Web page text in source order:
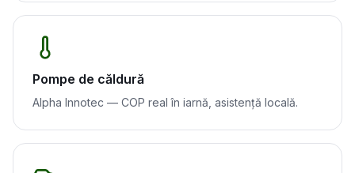
Pompe de căldură
Alpha Innotec — COP real în iarnă, asistență locală.